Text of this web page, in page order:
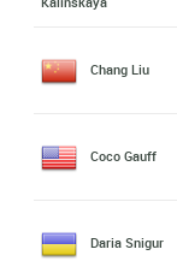
Chang Liu
Coco Gauff
Daria Snigur